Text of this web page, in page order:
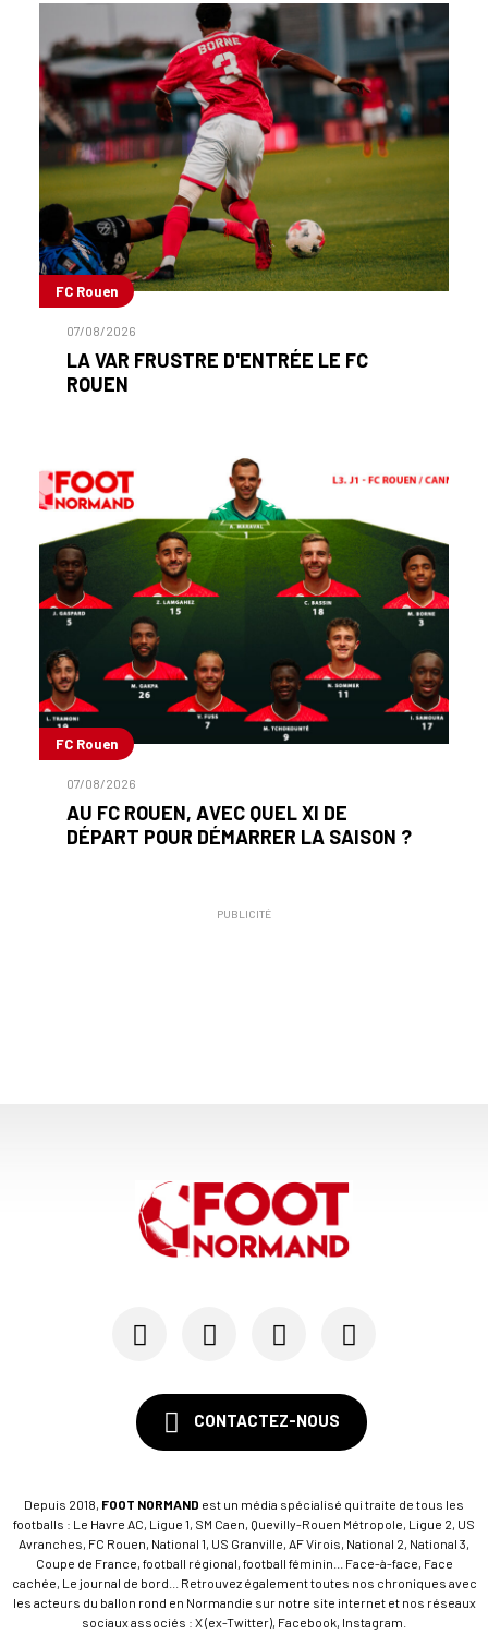
FC Rouen
07/08/2026
LA VAR FRUSTRE D'ENTRÉE LE FC
ROUEN
FC Rouen
07/08/2026
AU FC ROUEN, AVEC QUEL XI DE
DÉPART POUR DÉMARRER LA SAISON ?
PUBLICITÉ
CONTACTEZ-NOUS
Depuis 2018, FOOT NORMAND est un média spécialisé qui traite de tous les
footballs : Le Havre AC, Ligue 1, SM Caen, Quevilly-Rouen Métropole, Ligue 2, US
Avranches, FC Rouen, National 1, US Granville, AF Virois, National 2, National 3,
Coupe de France, football régional, football féminin... Face-à-face, Face
cachée, Le journal de bord... Retrouvez également toutes nos chroniques avec
les acteurs du ballon rond en Normandie sur notre site internet et nos réseaux
sociaux associés : X (ex-Twitter), Facebook, Instagram.